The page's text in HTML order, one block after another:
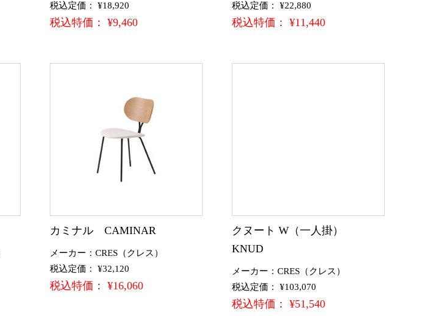
税込定価： ¥18,920
税込特価： ¥9,460
税込定価： ¥22,880
税込特価： ¥11,440
カミナル CAMINAR
メーカー：CRES（クレス）
税込定価： ¥32,120
税込特価： ¥16,060
クヌート W（一人掛）
KNUD
メーカー：CRES（クレス）
税込定価： ¥103,070
税込特価： ¥51,540